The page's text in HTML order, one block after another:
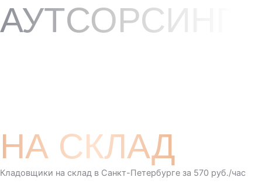
АУТСОРСИНГ
НА СКЛАД
Кладовщики на склад в Санкт-Петербурге за 570 руб./час